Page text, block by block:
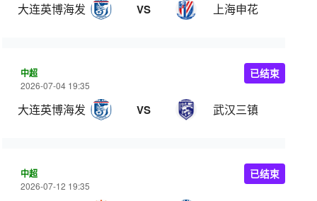
大连英博海发 VS 上海申花
中超
2026-07-04 19:35
大连英博海发 VS 武汉三镇
已结束
中超
2026-07-12 19:35
已结束